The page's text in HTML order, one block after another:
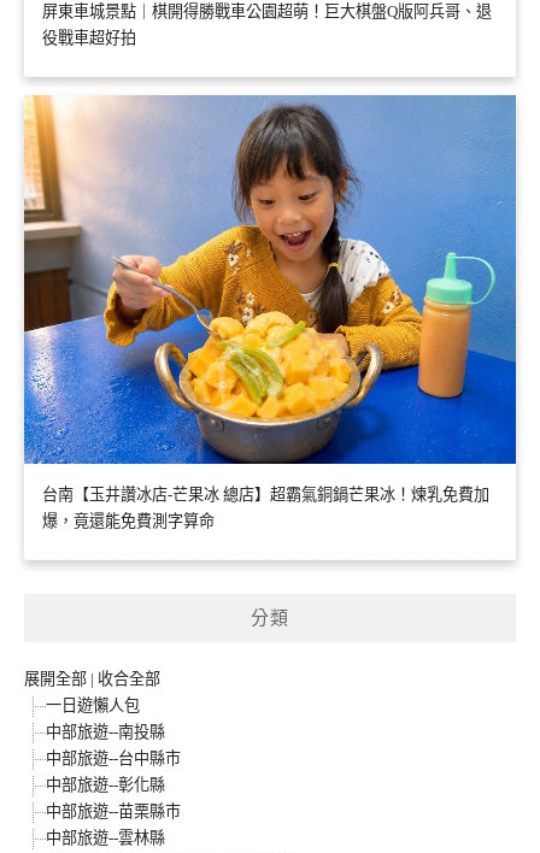
屏東車城景點｜棋開得勝戰車公園超萌！巨大棋盤Q版阿兵哥、退
役戰車超好拍
台南【玉井讚冰店-芒果冰 總店】超霸氣銅鍋芒果冰！煉乳免費加
爆，竟還能免費測字算命
分類
展開全部 | 收合全部
一日遊懶人包
中部旅遊--南投縣
中部旅遊--台中縣市
中部旅遊--彰化縣
中部旅遊--苗栗縣市
中部旅遊--雲林縣